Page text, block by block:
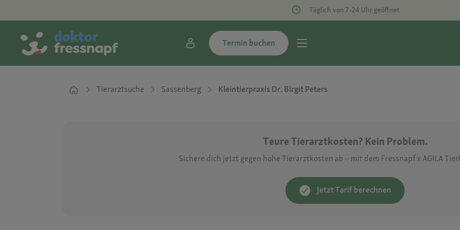
Täglich von 7-24 Uhr geöffnet
Termin buchen
Tierarztsuche Sassenberg Kleintierpraxis Dr. Birgit Peters
Teure Tierarztkosten? Kein Problem.
Sichere dich jetzt gegen hohe Tierarztkosten ab – mit dem Fressnapf x AGILA
Jetzt Tarif berechnen